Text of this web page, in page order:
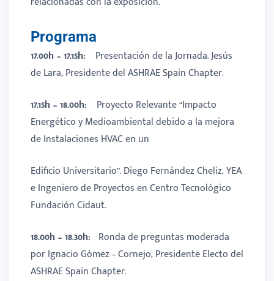
Programa
17.00h – 17.15h: Presentación de la Jornada. Jesús
de Lara, Presidente del ASHRAE Spain Chapter.
17.15h – 18.00h: Proyecto Relevante “Impacto
Energético y Medioambiental debido a la mejora
de Instalaciones HVAC en un
Edificio Universitario”. Diego Fernández Cheliz, YEA
e Ingeniero de Proyectos en Centro Tecnológico
Fundación Cidaut.
18.00h – 18.30h: Ronda de preguntas moderada
por Ignacio Gómez – Cornejo, Presidente Electo del
ASHRAE Spain Chapter.